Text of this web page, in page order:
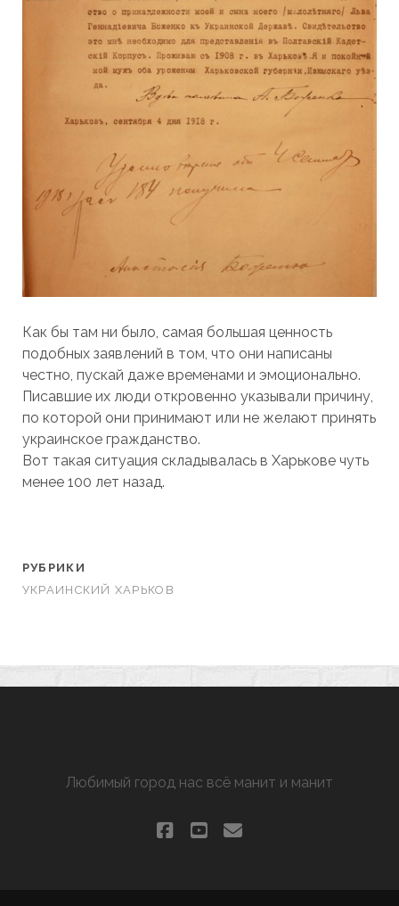
Как бы там ни было, самая большая ценность
подобных заявлений в том, что они написаны
честно, пускай даже временами и эмоционально.
Писавшие их люди откровенно указывали причину,
по которой они принимают или не желают принять
украинское гражданство.
Вот такая ситуация складывалась в Харькове чуть
менее 100 лет назад.
РУБРИКИ
УКРАИНСКИЙ ХАРЬКОВ
Любимый город нас всё манит и манит
facebook
youtube
email